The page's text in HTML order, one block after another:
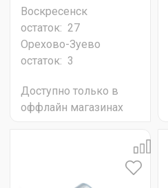
Воскресенск
остаток: 27
Орехово-Зуево
остаток: 3
Доступно только в
оффлайн магазинах